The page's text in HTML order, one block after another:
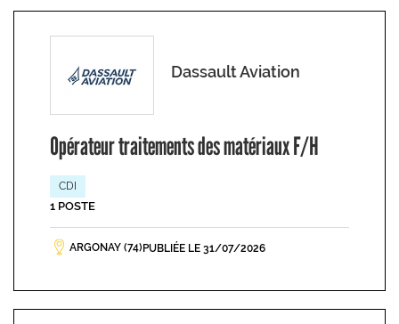
Dassault Aviation
Opérateur traitements des matériaux F/H
CDI
1 POSTE
ARGONAY (74) PUBLIÉE LE 31/07/2026